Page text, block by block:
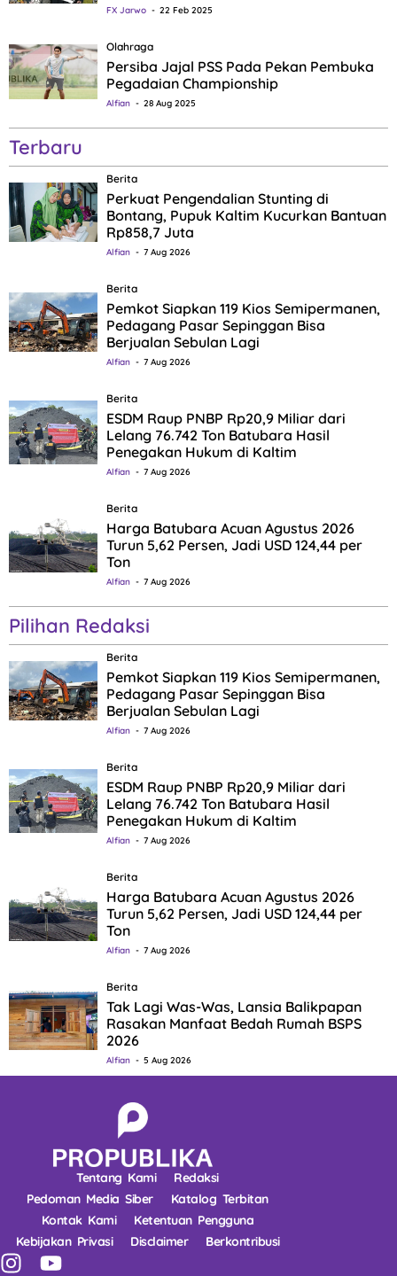
FX Jarwo 22 Feb 2025
Olahraga
Persiba Jajal PSS Pada Pekan Pembuka
Pegadaian Championship
Alfian 28 Aug 2025
Terbaru
Berita
Perkuat Pengendalian Stunting di
Bontang, Pupuk Kaltim Kucurkan Bantuan
Rp858,7 Juta
Alfian 7 Aug 2026
Berita
Pemkot Siapkan 119 Kios Semipermanen,
Pedagang Pasar Sepinggan Bisa
Berjualan Sebulan Lagi
Alfian 7 Aug 2026
Berita
ESDM Raup PNBP Rp20,9 Miliar dari
Lelang 76.742 Ton Batubara Hasil
Penegakan Hukum di Kaltim
Alfian 7 Aug 2026
Berita
Harga Batubara Acuan Agustus 2026
Turun 5,62 Persen, Jadi USD 124,44 per
Ton
Alfian 7 Aug 2026
Pilihan Redaksi
Berita
Pemkot Siapkan 119 Kios Semipermanen,
Pedagang Pasar Sepinggan Bisa
Berjualan Sebulan Lagi
Alfian 7 Aug 2026
Berita
ESDM Raup PNBP Rp20,9 Miliar dari
Lelang 76.742 Ton Batubara Hasil
Penegakan Hukum di Kaltim
Alfian 7 Aug 2026
Berita
Harga Batubara Acuan Agustus 2026
Turun 5,62 Persen, Jadi USD 124,44 per
Ton
Alfian 7 Aug 2026
Berita
Tak Lagi Was-Was, Lansia Balikpapan
Rasakan Manfaat Bedah Rumah BSPS
2026
Alfian 5 Aug 2026
Tentang Kami
Redaksi
Pedoman Media Siber
Katalog Terbitan
Kontak Kami
Ketentuan Pengguna
Kebijakan Privasi
Disclaimer Berkontribusi